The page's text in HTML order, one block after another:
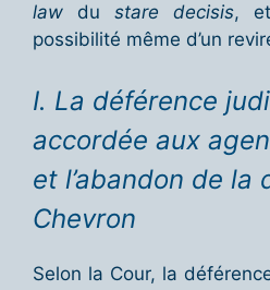
law du stare decisis,
possibilité même d’un
I. La déférence
accordée aux
et l’abandon de la
Chevron
Selon la Cour, la